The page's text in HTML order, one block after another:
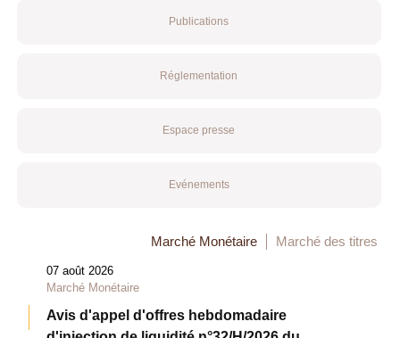
Publications
Réglementation
Espace presse
Evénements
Marché Monétaire Marché des titres
07 août 2026
Marché Monétaire
Avis d'appel d'offres hebdomadaire